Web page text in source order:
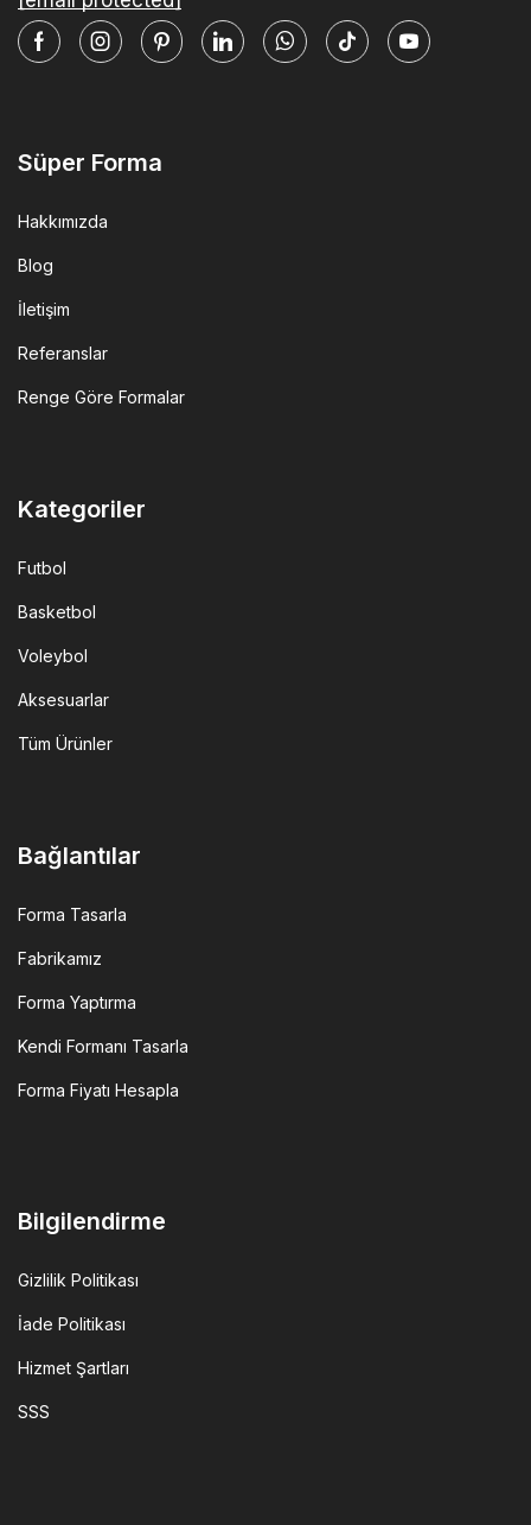
FacebookInstagramPinterestLinkedinWhatsapp
Tik-
Youtube
Süper Forma
Hakkımızda
Blog
İletişim
Referanslar
Renge Göre Formalar
Kategoriler
Futbol
Basketbol
Voleybol
Aksesuarlar
Tüm Ürünler
Bağlantılar
Forma Tasarla
Fabrikamız
Forma Yaptırma
Kendi Formanı Tasarla
Forma Fiyatı Hesapla
Bilgilendirme
Gizlilik Politikası
İade Politikası
Hizmet Şartları
SSS